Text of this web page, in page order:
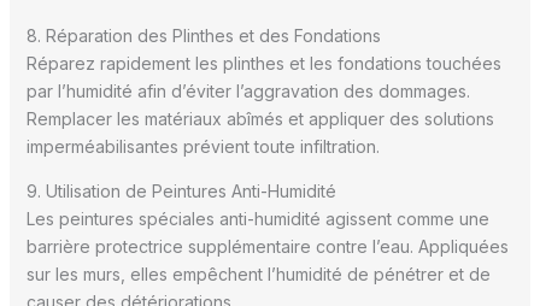
8. Réparation des Plinthes et des Fondations
Réparez rapidement les plinthes et les fondations touchées
par l’humidité afin d’éviter l’aggravation des dommages.
Remplacer les matériaux abîmés et appliquer des solutions
imperméabilisantes prévient toute infiltration.
9. Utilisation de Peintures Anti-Humidité
Les peintures spéciales anti-humidité agissent comme une
barrière protectrice supplémentaire contre l’eau. Appliquées
sur les murs, elles empêchent l’humidité de pénétrer et de
causer des détériorations.